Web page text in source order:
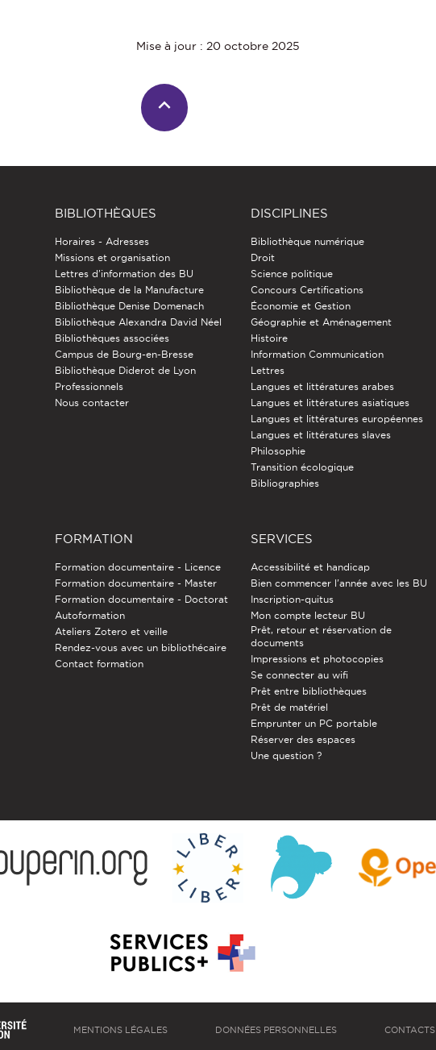
Mise à jour : 20 octobre 2025
BIBLIOTHÈQUES
Horaires - Adresses
Missions et organisation
Lettres d'information des BU
Bibliothèque de la Manufacture
Bibliothèque Denise Domenach
Bibliothèque Alexandra David Néel
Bibliothèques associées
Campus de Bourg-en-Bresse
Bibliothèque Diderot de Lyon
Professionnels
Nous contacter
DISCIPLINES
Bibliothèque numérique
Droit
Science politique
Concours Certifications
Économie et Gestion
Géographie et Aménagement
Histoire
Information Communication
Lettres
Langues et littératures arabes
Langues et littératures asiatiques
Langues et littératures européennes
Langues et littératures slaves
Philosophie
Transition écologique
Bibliographies
FORMATION
Formation documentaire - Licence
Formation documentaire - Master
Formation documentaire - Doctorat
Autoformation
Ateliers Zotero et veille
Rendez-vous avec un bibliothécaire
Contact formation
SERVICES
Accessibilité et handicap
Bien commencer l'année avec les BU
Inscription-quitus
Mon compte lecteur BU
Prêt, retour et réservation de
documents
Impressions et photocopies
Se connecter au wifi
Prêt entre bibliothèques
Prêt de matériel
Emprunter un PC portable
Réserver des espaces
Une question ?
MENTIONS LÉGALES DONNÉES PERSONNELLES CONTACTS